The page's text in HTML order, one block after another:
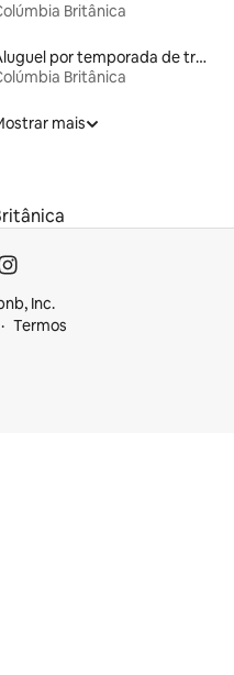
Britânica
Aluguel por temporada de trailers
Britânica
mais
Inc.
Termos